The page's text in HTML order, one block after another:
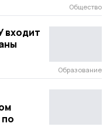
Общество
входит
Образование